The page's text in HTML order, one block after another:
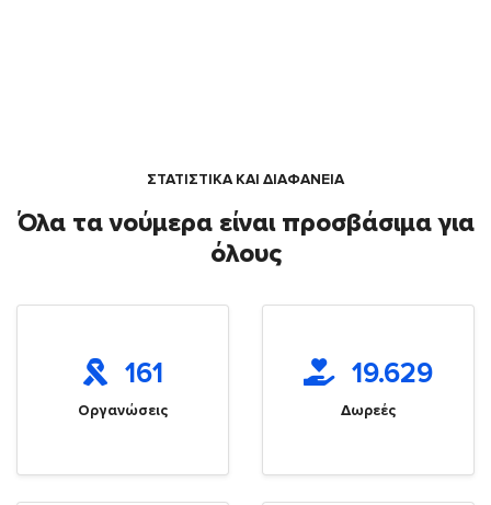
ΣΤΑΤΙΣΤΙΚΑ ΚΑΙ ΔΙΑΦΑΝΕΙΑ
Όλα τα νούμερα είναι προσβάσιμα για
όλους
161
Οργανώσεις
19.629
Δωρεές